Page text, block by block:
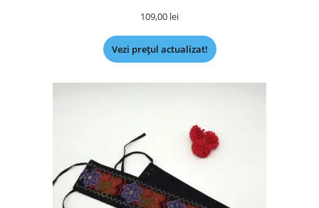
109,00 lei
Vezi prețul actualizat!